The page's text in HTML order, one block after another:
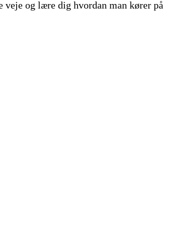
og lære dig hvordan man kører på